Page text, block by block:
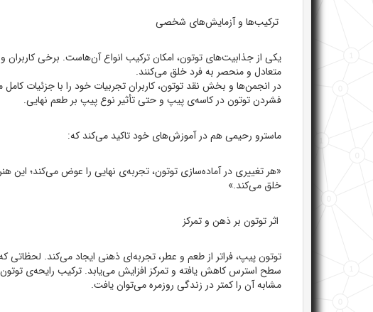
ترکیب‌ها و آزمایش‌های شخصی
یکی از جذابیت‌های توتون، امکان ترکیب انواع آن‌هاست. برخی کاربران و
متعادل و منحصر به فرد خلق می‌کنند.
در انجمن‌ها و بخش نقد توتون، کاربران تجربیات خود را با جزئیات
فشردن توتون در کاسه‌ی پیپ و حتی تأثیر نوع پیپ بر طعم نهایی.
ماسترو رحیمی هم در آموزش‌های خود تاکید می‌کند که:
«هر تغییری در آماده‌سازی توتون، تجربه‌ی نهایی را عوض می‌کند؛
خلق می‌کند.»
اثر توتون بر ذهن و تمرکز
توتون پیپ، فراتر از طعم و عطر، تجربه‌ای ذهنی ایجاد می‌کند.
سطح استرس کاهش یافته و تمرکز افزایش می‌یابد. ترکیب رایحه‌ی
مشابه آن را کمتر در زندگی روزمره می‌توان یافت.